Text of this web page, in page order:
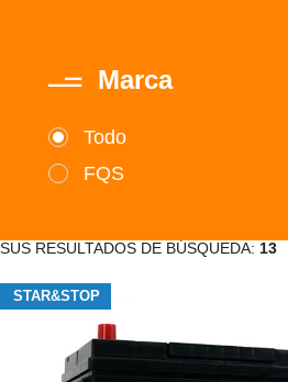
Marca
Todo
FQS
SUS RESULTADOS DE BÚSQUEDA: 13
STAR&STOP